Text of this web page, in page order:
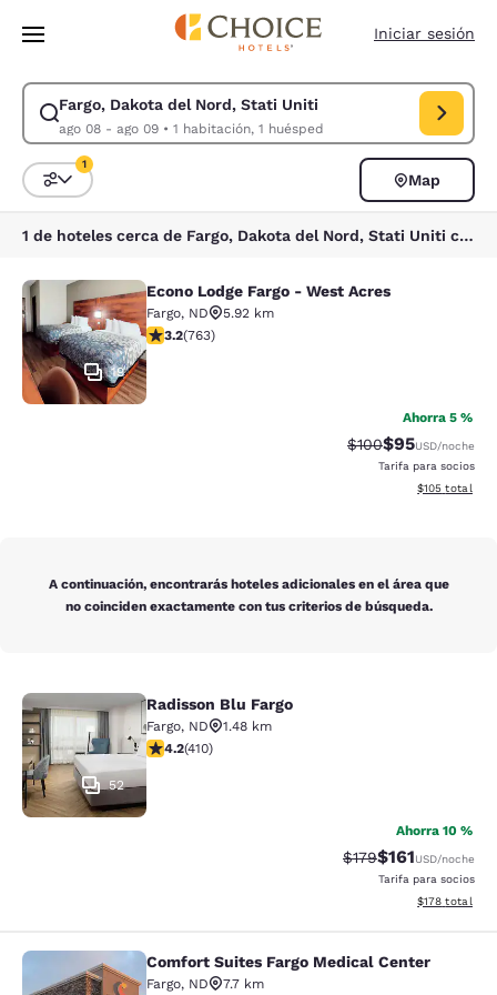
Pasar A Contenido Principal
Iniciar sesión
Fargo, Dakota del Nord, Stati Uniti
ago 08 - ago 09• 1 habitación, 1 huésped
Modificar la búsqueda de Fargo, Dakota del Nord, Stati Uniti. Fecha
Ordenar y filtrar
1
Map
1 de hoteles cerca de Fargo, Dakota del Nord, Stati Uniti coinciden con tus filtros
Econo Lodge Fargo - West Acres
19
Econo Lodge Fargo - West Acres
Fargo, ND
5.92 km
calificación de 3.19 estrellas. Bueno. 763 reseñas
3.2(763)
Ahorra 5 %
Precio tachado:
$100Precio con
$95USD/noche
Tarifa para socios
Ver detalles
$105 total
A continuación, encontrarás hoteles adicionales en el área que
no coinciden exactamente con tus criterios de búsqueda.
Radisson Blu Fargo
52
Radisson Blu Fargo
Fargo, ND
1.48 km
calificación de 4.2 estrellas. Excelente. 410 reseñas
4.2(410)
Ahorra 10 %
Precio tachado:
$179Precio con
$161USD/noche
Tarifa para socios
Ver detalles
$178 total
Comfort Suites Fargo Medical
Comfort Suites Fargo Medical Center
Fargo, ND
7.7 km